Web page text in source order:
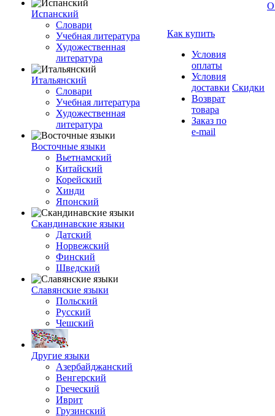
Испанский
Словари
Учебная литература
Художественная
литература
Итальянский
Словари
Учебная литература
Художественная
литература
Восточные языки
Вьетнамский
Китайский
Корейский
Хинди
Японский
Скандинавские языки
Датский
Норвежский
Финский
Шведский
Славянские языки
Польский
Русский
Чешский
Другие языки
Азербайджанский
Венгерский
Греческий
Иврит
Грузинский
Как купить
Условия
оплаты
Условия
доставки
Возврат
товара
Заказ по
e-mail
Скидки
О